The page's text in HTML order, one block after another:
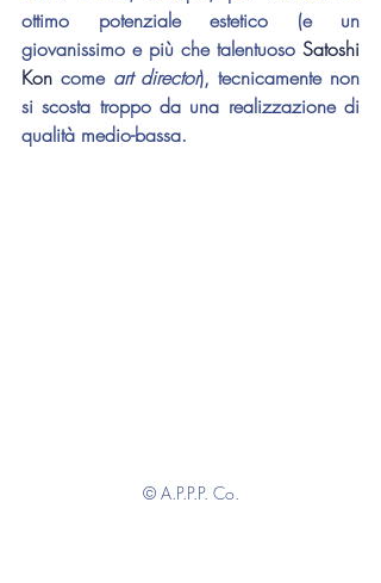
ottimo potenziale estetico (e un
giovanissimo e più che talentuoso Satoshi
Kon come art director), tecnicamente non
si scosta troppo da una realizzazione di
qualità medio-bassa.
© A.P.P.P. Co.